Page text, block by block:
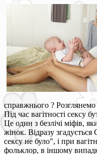
справжнього ?
Під час вагітності сексу
Це один з безлічі міфів,
жінок. Відразу
сексу не було", і при
фольклор, в іншому